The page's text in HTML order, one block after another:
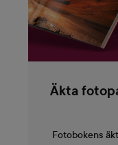
Äkta
Fotobokens